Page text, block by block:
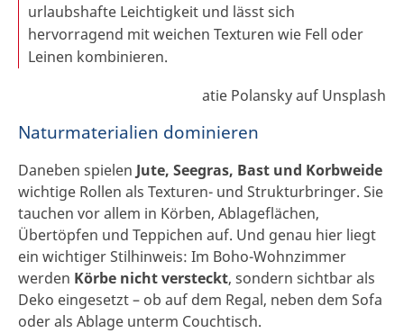
urlaubshafte Leichtigkeit und lässt sich
hervorragend mit weichen Texturen wie Fell oder
Leinen kombinieren.
atie Polansky auf Unsplash
Naturmaterialien dominieren
Daneben spielen Jute, Seegras, Bast und Korbweide
wichtige Rollen als Texturen- und Strukturbringer. Sie
tauchen vor allem in Körben, Ablageflächen,
Übertöpfen und Teppichen auf. Und genau hier liegt
ein wichtiger Stilhinweis: Im Boho-Wohnzimmer
werden Körbe nicht versteckt, sondern sichtbar als
Deko eingesetzt – ob auf dem Regal, neben dem Sofa
oder als Ablage unterm Couchtisch.